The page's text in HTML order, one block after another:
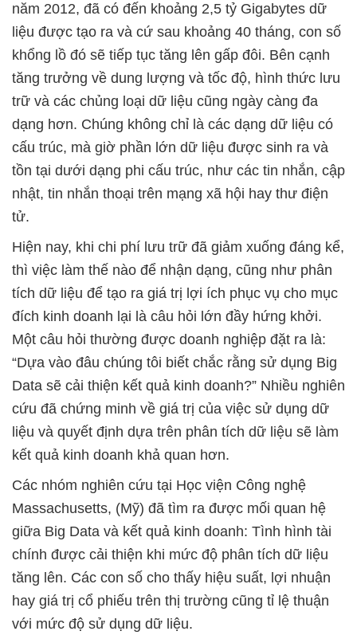
năm 2012, đã có đến khoảng 2,5 tỷ Gigabytes dữ
liệu được tạo ra và cứ sau khoảng 40 tháng, con số
khổng lồ đó sẽ tiếp tục tăng lên gấp đôi. Bên cạnh
tăng trưởng về dung lượng và tốc độ, hình thức lưu
trữ và các chủng loại dữ liệu cũng ngày càng đa
dạng hơn. Chúng không chỉ là các dạng dữ liệu có
cấu trúc, mà giờ phần lớn dữ liệu được sinh ra và
tồn tại dưới dạng phi cấu trúc, như các tin nhắn, cập
nhật, tin nhắn thoại trên mạng xã hội hay thư điện
tử.
Hiện nay, khi chi phí lưu trữ đã giảm xuống đáng kể,
thì việc làm thế nào để nhận dạng, cũng như phân
tích dữ liệu để tạo ra giá trị lợi ích phục vụ cho mục
đích kinh doanh lại là câu hỏi lớn đầy hứng khởi.
Một câu hỏi thường được doanh nghiệp đặt ra là:
“Dựa vào đâu chúng tôi biết chắc rằng sử dụng Big
Data sẽ cải thiện kết quả kinh doanh?” Nhiều nghiên
cứu đã chứng minh về giá trị của việc sử dụng dữ
liệu và quyết định dựa trên phân tích dữ liệu sẽ làm
kết quả kinh doanh khả quan hơn.
Các nhóm nghiên cứu tại Học viện Công nghệ
Massachusetts, (Mỹ) đã tìm ra được mối quan hệ
giữa Big Data và kết quả kinh doanh: Tình hình tài
chính được cải thiện khi mức độ phân tích dữ liệu
tăng lên. Các con số cho thấy hiệu suất, lợi nhuận
hay giá trị cổ phiếu trên thị trường cũng tỉ lệ thuận
với mức độ sử dụng dữ liệu.